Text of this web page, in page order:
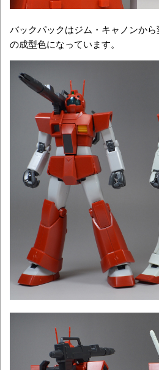
バックパックはジム・キャノンか
の成型色になっています。